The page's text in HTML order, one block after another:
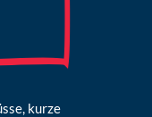
kurze